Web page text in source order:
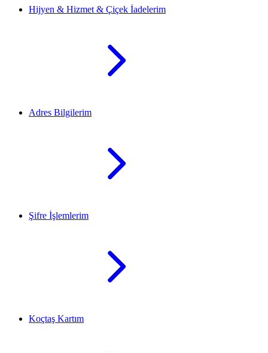
Hijyen & Hizmet & Çiçek İadelerim
Adres Bilgilerim
Şifre İşlemlerim
Koçtaş Kartım